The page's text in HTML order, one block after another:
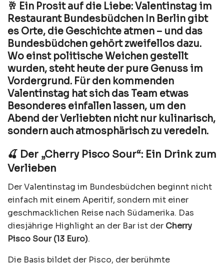
🥂 Ein Prosit auf die Liebe: Valentinstag im
Restaurant Bundesbüdchen In Berlin gibt
es Orte, die Geschichte atmen – und das
Bundesbüdchen gehört zweifellos dazu.
Wo einst politische Weichen gestellt
wurden, steht heute der pure Genuss im
Vordergrund. Für den kommenden
Valentinstag hat sich das Team etwas
Besonderes einfallen lassen, um den
Abend der Verliebten nicht nur kulinarisch,
sondern auch atmosphärisch zu veredeln.
🍒 Der „Cherry Pisco Sour“: Ein Drink zum
Verlieben
Der Valentinstag im Bundesbüdchen beginnt nicht
einfach mit einem Aperitif, sondern mit einer
geschmacklichen Reise nach Südamerika. Das
diesjährige Highlight an der Bar ist der Cherry
Pisco Sour (13 Euro).
Die Basis bildet der Pisco, der berühmte